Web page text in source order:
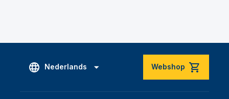
Nederlands Webshop